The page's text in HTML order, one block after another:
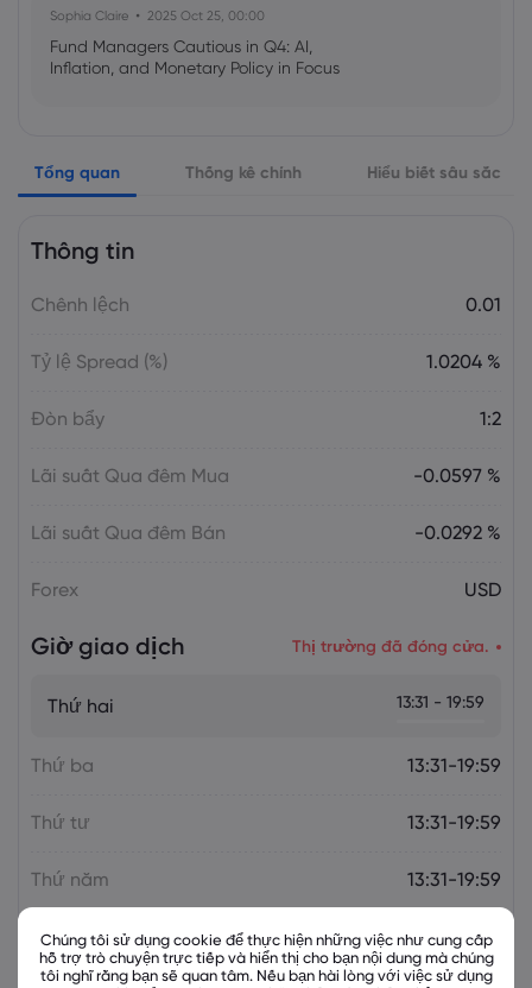
Sophia Claire 2025 Oct 25, 00:00
Fund Managers Cautious in Q4: AI,
Inflation, and Monetary Policy in Focus
US Government Shutdown Threatens
October Inflation Data Release
US-EU Relations: Russia Sanctions Unite
Emma Rose
Tổng quan Thống kê chính Hiểu biết sâu sắc
Thông tin
Chênh lệch 0.01
Tỷ lệ Spread (%) 1.0204 %
Đòn bẩy 1:2
Lãi suất Qua đêm Mua -0.0597 %
Lãi suất Qua đêm Bán -0.0292 %
Forex USD
Giờ giao dịch Thị trường đã đóng cửa.
Thứ hai 13:31 - 19:59
Thứ ba 13:31-19:59
Thứ tư 13:31-19:59
Thứ năm 13:31-19:59
Thứ sáu 13:31-19:59
Chúng tôi sử dụng cookie để thực hiện những việc như cung cấp
hỗ trợ trò chuyện trực tiếp và hiển thị cho bạn nội dung mà chúng
tôi nghĩ rằng bạn sẽ quan tâm. Nếu bạn hài lòng với việc sử dụng